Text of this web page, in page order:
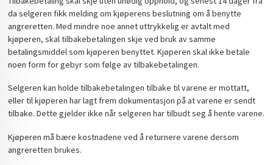
da selgeren fikk melding om kjøperens beslutning om å benytte
angreretten. Med mindre noe annet uttrykkelig er avtalt med
kjøperen, skal tilbakebetalingen skje ved bruk av samme
betalingsmiddel som kjøperen benyttet. Kjøperen skal ikke betale
noen form for gebyr som følge av tilbakebetalingen.
Selgeren kan holde tilbakebetalingen tilbake til varene er mottatt,
eller til kjøperen har lagt frem dokumentasjon på at varene er sendt
tilbake. Dette gjelder ikke når selgeren har tilbudt seg å hente varene.
Kjøperen må bære kostnadene ved å returnere varene dersom
angreretten brukes.